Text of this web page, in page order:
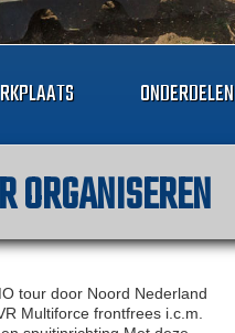
ONDERDELEN
ORGANISEREN
tour door Noord Nederland
Multiforce frontfrees i.c.m.